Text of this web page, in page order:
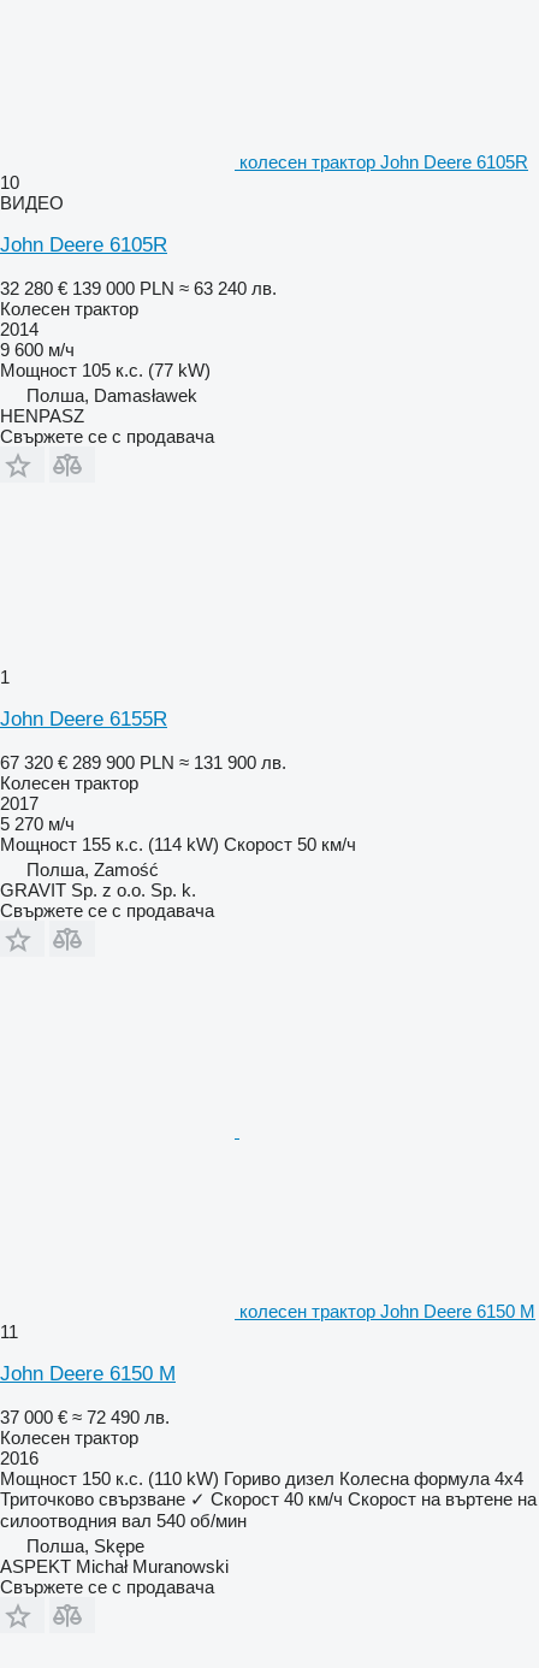
колесен трактор John Deere 6105R
10
ВИДЕО
John Deere 6105R
32 280 € 139 000 PLN ≈ 63 240 лв.
Колесен трактор
2014
9 600 м/ч
Мощност 105 к.с. (77 kW)
Полша, Damasławek
HENPASZ
Свържете се с продавача
1
John Deere 6155R
67 320 € 289 900 PLN ≈ 131 900 лв.
Колесен трактор
2017
5 270 м/ч
Мощност 155 к.с. (114 kW) Скорост 50 км/ч
Полша, Zamość
GRAVIT Sp. z o.o. Sp. k.
Свържете се с продавача
колесен трактор John Deere 6150 M
11
John Deere 6150 M
37 000 € ≈ 72 490 лв.
Колесен трактор
2016
Мощност 150 к.с. (110 kW) Гориво дизел Колесна формула 4x4
Триточково свързване ✓ Скорост 40 км/ч Скорост на въртене на
силоотводния вал 540 об/мин
Полша, Skępe
ASPEKT Michał Muranowski
Свържете се с продавача